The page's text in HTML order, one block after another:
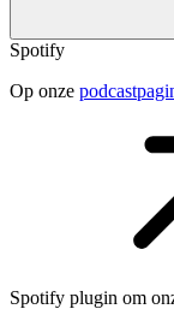
Spotify
Op onze
Spotify plugin om